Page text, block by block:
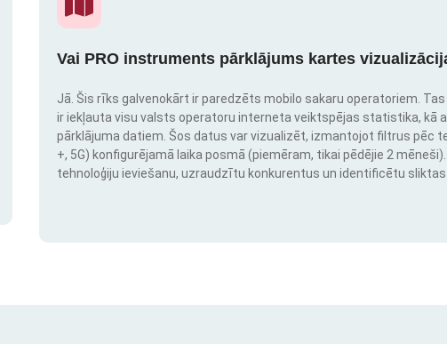
Vai PRO instruments pārklājums kartes
Jā. Šis rīks galvenokārt ir paredzēts mobilo sakaru operatoriem.
ir iekļauta visu valsts operatoru interneta veiktspējas statistika, kā
pārklājuma datiem. Šos datus var vizualizēt, izmantojot filtrus pēc
+, 5G) konfigurējamā laika posmā (piemēram, tikai pēdējie 2
tehnoloģiju ieviešanu, uzraudzītu konkurentus un identificētu sliktas